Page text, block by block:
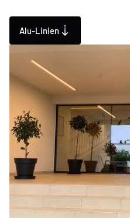
Alu-Linien